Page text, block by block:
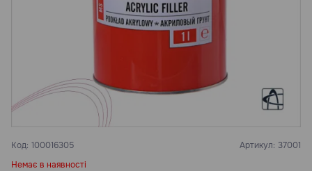
Код: 100016305 Артикул: 37001
Немає в наявності